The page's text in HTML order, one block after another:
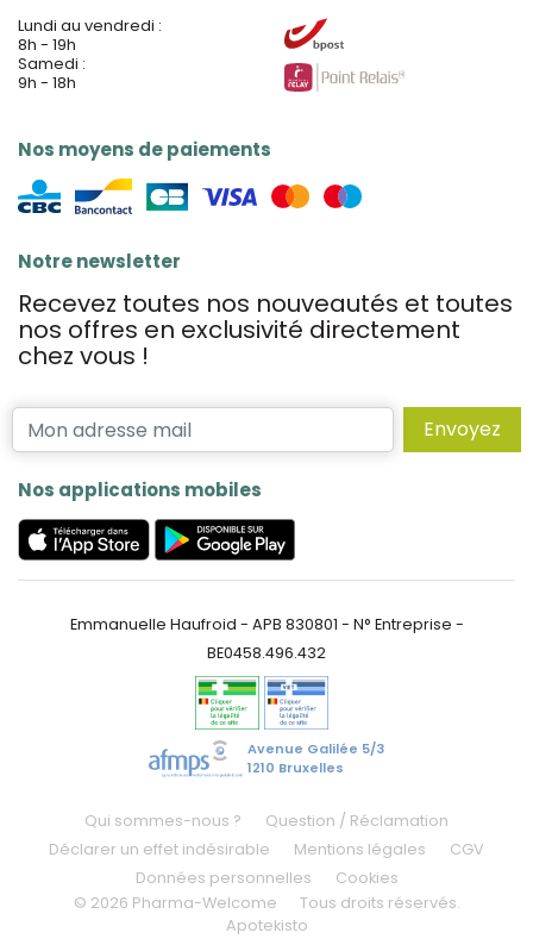
Lundi au vendredi :
8h - 19h
Samedi :
9h - 18h
Nos moyens de paiements
Notre newsletter
Recevez toutes nos nouveautés et toutes
nos offres en exclusivité directement
chez vous !
Envoyez
Nos applications mobiles
Emmanuelle Haufroid - APB 830801 - N° Entreprise -
BE0458.496.432
Avenue Galilée 5/3
1210 Bruxelles
Qui sommes-nous ?
Question / Réclamation
Déclarer un effet indésirable
Mentions légales
CGV
Données personnelles
Cookies
© 2026 Pharma-Welcome
Tous droits réservés.
Apotekisto